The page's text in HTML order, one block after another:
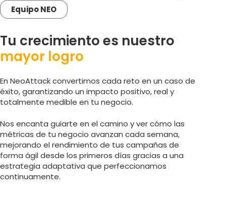
Equipo NEO
Tu crecimiento es nuestro
mayor logro
En NeoAttack convertimos cada reto en un caso de
éxito, garantizando un impacto positivo, real y
totalmente medible en tu negocio.
Nos encanta guiarte en el camino y ver cómo las
métricas de tu negocio avanzan cada semana,
mejorando el rendimiento de tus campañas de
forma ágil desde los primeros días gracias a una
estrategia adaptativa que perfeccionamos
continuamente.